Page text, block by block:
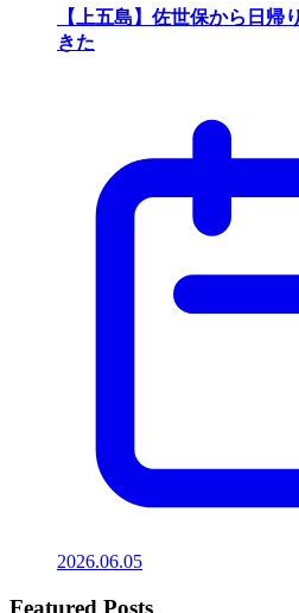
【上五島】佐世保から日帰
きた
2026.06.05
Featured Posts